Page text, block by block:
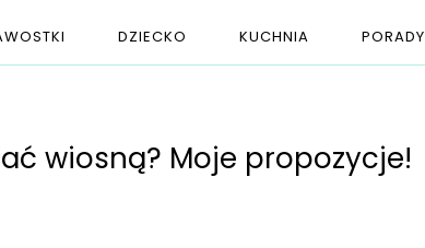
DZIECKO KUCHNIA PORADY
wiosną? Moje propozycje!